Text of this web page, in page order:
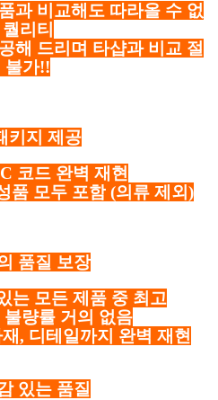
과 비교해도 따라올 수 없
리티
해 드리며 타샵과 비교 절
불가!!
키지 제공
코드 완벽 재현
품 모두 포함 (의류 제외)
품질 보장
는 모든 제품 중 최고
량률 거의 없음
, 디테일까지 완벽 재현
있는 품질